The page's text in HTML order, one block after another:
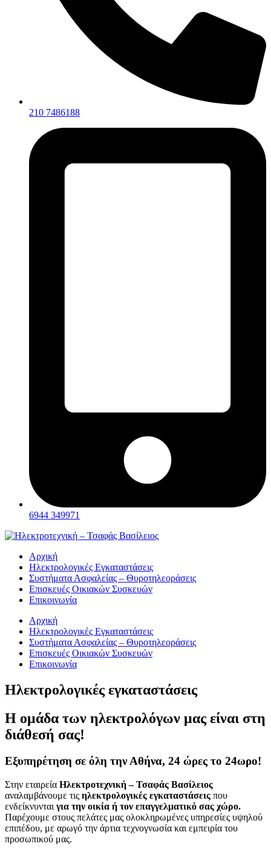
210 7486188
6944 349971
Αρχική
Ηλεκτρολογικές Εγκαταστάσεις
Συστήματα Ασφαλείας – Θυροτηλεοράσεις
Επισκευές Οικιακών Συσκευών
Επικοινωνία
Αρχική
Ηλεκτρολογικές Εγκαταστάσεις
Συστήματα Ασφαλείας – Θυροτηλεοράσεις
Επισκευές Οικιακών Συσκευών
Επικοινωνία
Ηλεκτρολογικές εγκαταστάσεις
Η ομάδα των ηλεκτρολόγων μας είναι στη
διάθεσή σας!
Εξυπηρέτηση σε όλη την Αθήνα, 24 ώρες το 24ωρο!
Στην εταιρεία Ηλεκτροτεχνική – Τσαφάς Βασίλειος
αναλαμβάνουμε τις ηλεκτρολογικές εγκαταστάσεις που
ενδείκνυνται για την οικία ή τον επαγγελματικό σας χώρο.
Παρέχουμε στους πελάτες μας ολοκληρωμένες υπηρεσίες υψηλού
επιπέδου, με αρωγό την άρτια τεχνογνωσία και εμπειρία του
προσωπικού μας.